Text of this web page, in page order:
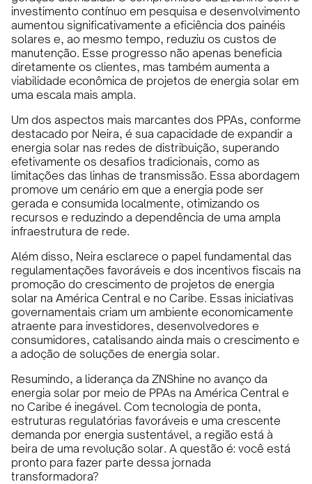
investimento contínuo em pesquisa e desenvolvimento
aumentou significativamente a eficiência dos painéis
solares e, ao mesmo tempo, reduziu os custos de
manutenção. Esse progresso não apenas beneficia
diretamente os clientes, mas também aumenta a
viabilidade econômica de projetos de energia solar em
uma escala mais ampla.
Um dos aspectos mais marcantes dos PPAs, conforme
destacado por Neira, é sua capacidade de expandir a
energia solar nas redes de distribuição, superando
efetivamente os desafios tradicionais, como as
limitações das linhas de transmissão. Essa abordagem
promove um cenário em que a energia pode ser
gerada e consumida localmente, otimizando os
recursos e reduzindo a dependência de uma ampla
infraestrutura de rede.
Além disso, Neira esclarece o papel fundamental das
regulamentações favoráveis e dos incentivos fiscais na
promoção do crescimento de projetos de energia
solar na América Central e no Caribe. Essas iniciativas
governamentais criam um ambiente economicamente
atraente para investidores, desenvolvedores e
consumidores, catalisando ainda mais o crescimento e
a adoção de soluções de energia solar.
Resumindo, a liderança da ZNShine no avanço da
energia solar por meio de PPAs na América Central e
no Caribe é inegável. Com tecnologia de ponta,
estruturas regulatórias favoráveis e uma crescente
demanda por energia sustentável, a região está à
beira de uma revolução solar. A questão é: você está
pronto para fazer parte dessa jornada
transformadora?